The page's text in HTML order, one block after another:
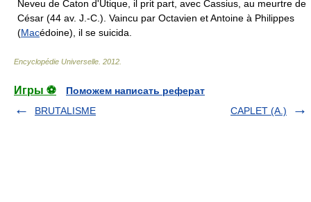
Neveu de Caton d'Utique, il prit part, avec Cassius, au meurtre de
César (44 av. J.-C.). Vaincu par Octavien et Antoine à Philippes
(Macédoine), il se suicida.
Encyclopédie Universelle 2012
Игры ⚽
Поможем написать реферат
BRUTALISME
CAPLET (A.)